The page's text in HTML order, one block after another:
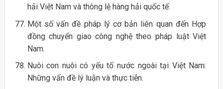
hải Việt Nam và thông lệ hàng hải quốc tế.
Một số vấn đề pháp lý cơ bản liên quan đến Hợp
đồng chuyển giao công nghệ theo pháp luật Việt
Nam.
Nuôi con nuôi có yếu tố nước ngoài tại Việt Nam:
Những vấn đề lý luận và thực tiễn.